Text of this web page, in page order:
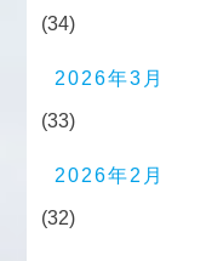
(34)
2026年3月
(33)
2026年2月
(32)